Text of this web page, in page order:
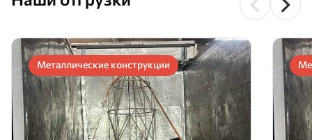
Металлические конструкции